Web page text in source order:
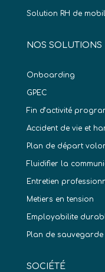
Solution RH de
NOS SOLUTIONS
Onboarding
GPEC
Fin d’activité
Accident de vie et
Plan de départ
Fluidifier la
Entretien
Metiers en tension
Employabilite
Plan de sauvegarde
SOCIÉTÉ